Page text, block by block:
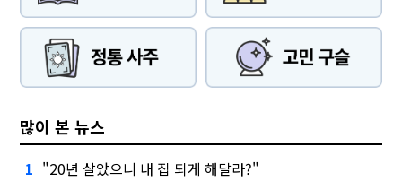
많이 본 뉴스
1 "20년 살았으니 내 집 되게 해달라?"